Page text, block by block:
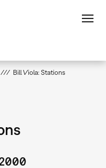
Bill Viola: Stations